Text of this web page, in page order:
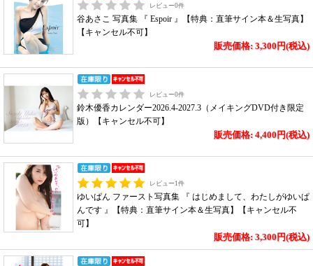
レビュー0件
谷あさこ 写真集 『 Espoir 』【特典：直筆サイン本＆生写真】
【キャンセル不可】
販売価格: 3,300円(税込)
レビュー0件
鈴木優香カレンダー2026.4-2027.3（メイキングDVD付き限定
版）【キャンセル不可】
販売価格: 4,400円(税込)
レビュー1件
ゆいぱん ファースト写真集 『 はじめまして、わたしがゆいぱ
んです 』【特典：直筆サイン本＆生写真】【キャンセル不
可】
販売価格: 3,300円(税込)